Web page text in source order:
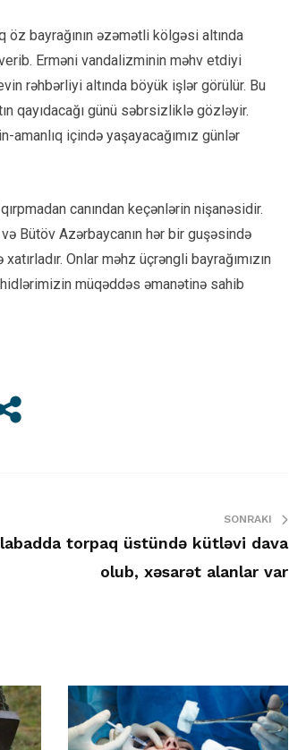
bayrağının əzəmətli kölgəsi altında
Erməni vandalizminin məhv etdiyi
rəhbərliyi altında böyük işlər görülür. Bu
qayıdacağı günü səbrsizliklə gözləyir.
amanlıq içində yaşayacağımız günlər
canından keçənlərin nişanəsidir.
Bütöv Azərbaycanın hər bir guşəsində
Onlar məhz üçrəngli bayrağımızın
müqəddəs əmanətinə sahib
SONRAKI
torpaq üstündə kütləvi dava
olub, xəsarət alanlar var